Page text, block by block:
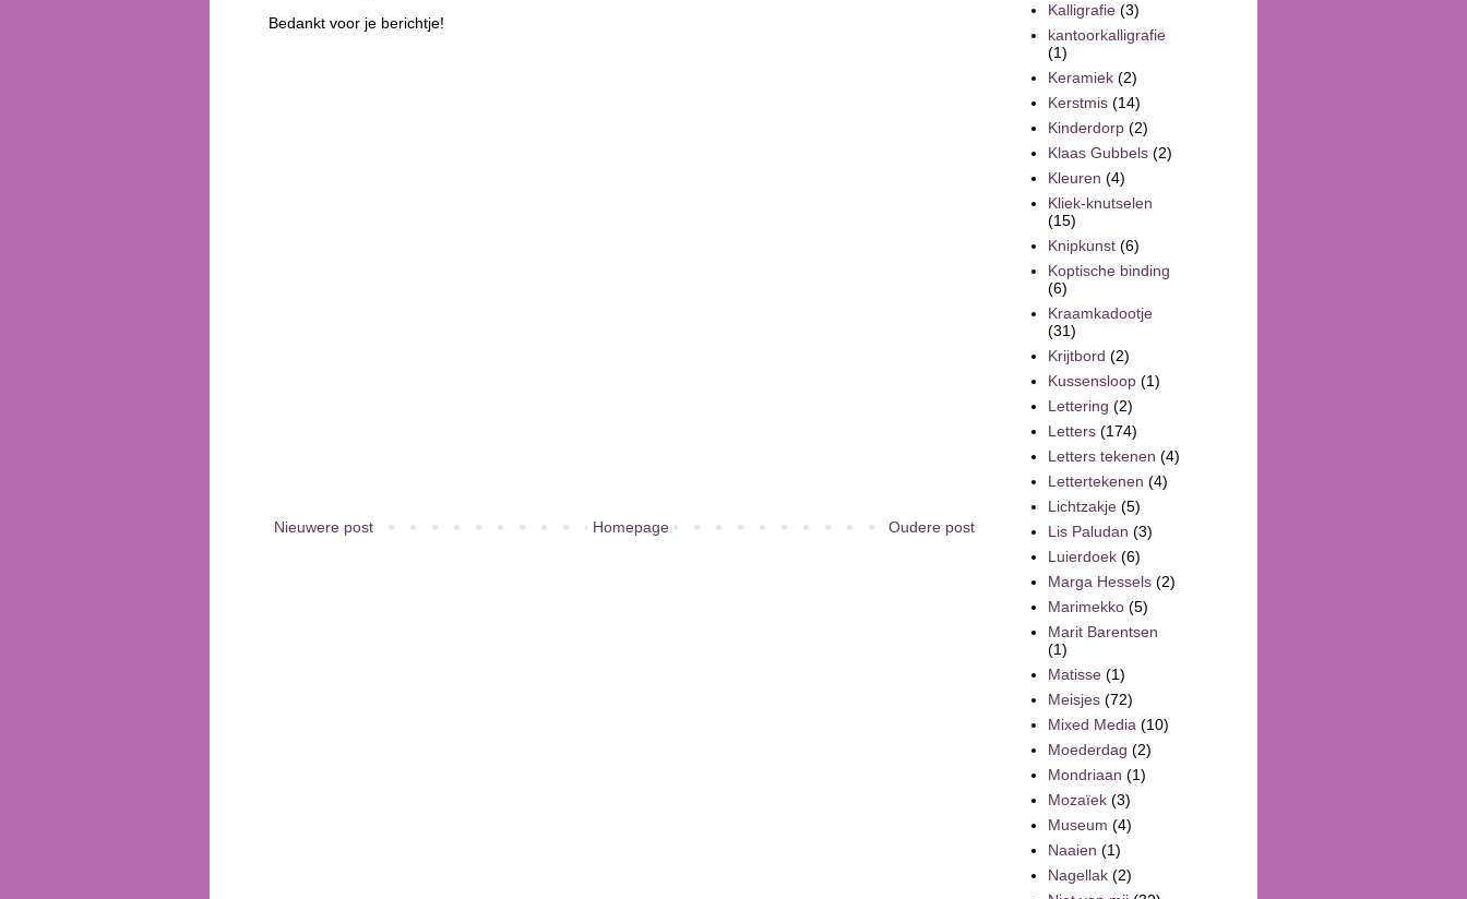
Bedankt voor je berichtje!
Nieuwere post Oudere post
Homepage
Kalligrafie (3)
kantoorkalligrafie
(1)
Keramiek (2)
Kerstmis (14)
Kinderdorp (2)
Klaas Gubbels (2)
Kleuren (4)
Kliek-knutselen
(15)
Knipkunst (6)
Koptische binding
(6)
Kraamkadootje
(31)
Krijtbord (2)
Kussensloop (1)
Lettering (2)
Letters (174)
Letters tekenen (4)
Lettertekenen (4)
Lichtzakje (5)
Lis Paludan (3)
Luierdoek (6)
Marga Hessels (2)
Marimekko (5)
Marit Barentsen
(1)
Matisse (1)
Meisjes (72)
Mixed Media (10)
Moederdag (2)
Mondriaan (1)
Mozaïek (3)
Museum (4)
Naaien (1)
Nagellak (2)